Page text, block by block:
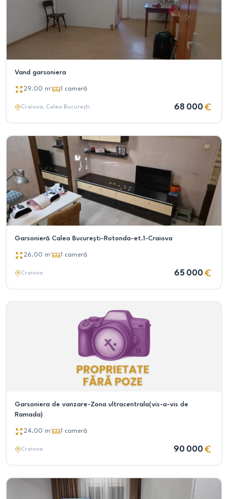
Vand garsoniera
29.00 m² 1 cameră
Craiova, Calea București 68 000
Garsonieră Calea București-Rotonda-et.1-Craiova
26.00 m² 1 cameră
Craiova 65 000
Garsoniera de vanzare-Zona ultracentrala(vis-a-vis de
Ramada)
24.00 m² 1 cameră
Craiova 90 000